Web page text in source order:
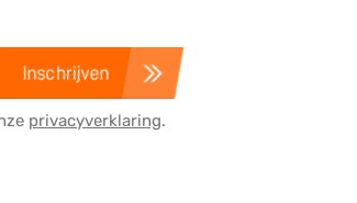
Inschrijven
privacyverklaring.